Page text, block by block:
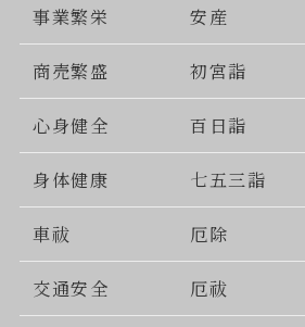
事業繁栄 安産
商売繁盛 初宮詣
心身健全 百日詣
身体健康 七五三詣
車祓 厄除
交通安全 厄祓